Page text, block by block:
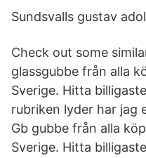
Sundsvalls gustav
Check out some
glassgubbe från alla
Sverige. Hitta
rubriken lyder har jag
Gb gubbe från alla
Sverige. Hitta